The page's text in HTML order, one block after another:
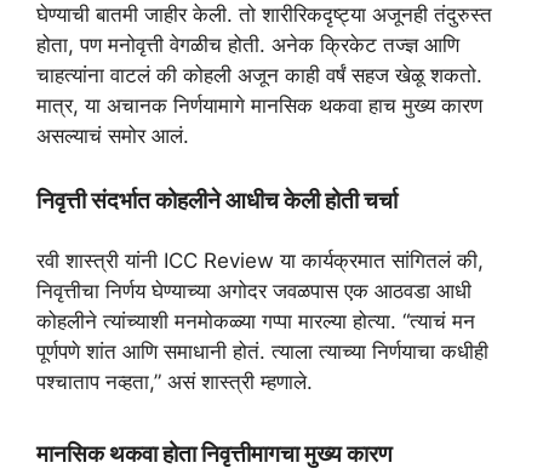
घेण्याची बातमी जाहीर केली. तो शारीरिकदृष्ट्या अजूनही तंदुरुस्त
होता, पण मनोवृत्ती वेगळीच होती. अनेक क्रिकेट तज्ज्ञ आणि
चाहत्यांना वाटलं की कोहली अजून काही वर्षं सहज खेळू शकतो.
मात्र, या अचानक निर्णयामागे मानसिक थकवा हाच मुख्य कारण
असल्याचं समोर आलं.
निवृत्ती संदर्भात कोहलीने आधीच केली होती चर्चा
रवी शास्त्री यांनी ICC Review या कार्यक्रमात सांगितलं की,
निवृत्तीचा निर्णय घेण्याच्या अगोदर जवळपास एक आठवडा आधी
कोहलीने त्यांच्याशी मनमोकळ्या गप्पा मारल्या होत्या. “त्याचं मन
पूर्णपणे शांत आणि समाधानी होतं. त्याला त्याच्या निर्णयाचा कधीही
पश्चाताप नव्हता,” असं शास्त्री म्हणाले.
मानसिक थकवा होता निवृत्तीमागचा मुख्य कारण